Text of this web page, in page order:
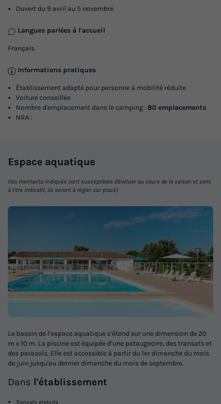
Ouvert du 9 avril au 5 novembre
Langues parlées à l'accueil
Français
Informations pratiques
Établissement adapté pour personne à mobilité réduite
Voiture conseillée
Nombre d'emplacement dans le camping :80 emplacements
NRA :
Espace aquatique
(les montants indiqués sont susceptibles d'évoluer au cours de la saison et sont
à titre indicatif, ils seront à régler sur place)
Le bassin de l’espace aquatique s’étend sur une dimension de 20
m x 10 m. La piscine est équipée d’une pataugeoire, des transats et
des parasols. Elle est accessible à partir du 1er dimanche du mois
de juin jusqu'au dernier dimanche du mois de septembre.
Dans l'établissement
Transats gratuits